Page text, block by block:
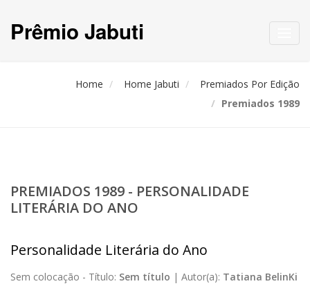
Prêmio Jabuti
Home Home Jabuti
Premiados Por Edição
Premiados 1989
PREMIADOS 1989 - PERSONALIDADE
LITERÁRIA DO ANO
Personalidade Literária do Ano
Sem colocação - Título: Sem título | Autor(a): Tatiana BelinKi